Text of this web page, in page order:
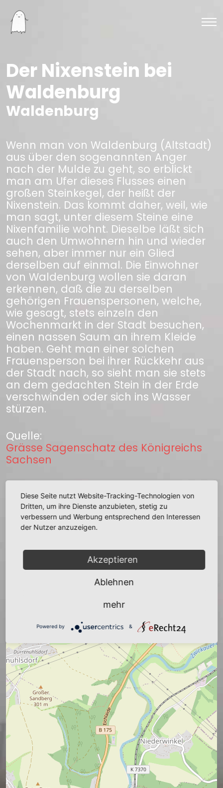
Der Nixenstein bei
Waldenburg
Waldenburg
Wenn man von Waldenburg (Altstadt)
aus über den sogenannten Anger
nach der Mulde zu geht, so erblickt
man am Ufer dieses Flusses einen
großen Steinkegel, der heißt der
Nixenstein. Das kommt daher, weil, wie
man sagt, unter diesem Steine eine
Nixenfamilie wohnt. Dieselbe läßt sich
auch den Umwohnern hin und wieder
sehen, aber immer nur ein Glied
derselben auf einmal. Die Einwohner
von Waldenburg wollen sie daran
erkennen, daß die zu derselben
gehörigen Frauenspersonen, welche,
wie gesagt, stets einzeln den
Wochenmarkt in der Stadt besuchen,
einen nassen Saum an ihrem Kleide
haben. Geht man einer solchen
Frauensperson bei ihrer Rückkehr aus
der Stadt nach, so sieht man sie stets
an dem gedachten Stein in der Erde
verschwinden oder sich ins Wasser
stürzen.
Quelle:
Grässe Sagenschatz des Königreichs
Sachsen
zurück
−
Diese Seite nutzt Website-Tracking-Technologien von
Dritten, um ihre Dienste anzubieten, stetig zu
verbessern und Werbung entsprechend den Interessen
der Nutzer anzuzeigen.
Akzeptieren
Ablehnen
mehr
Powered by &